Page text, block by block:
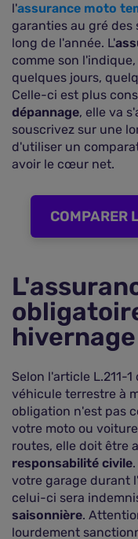
l'assurance moto
garanties au gré des
long de l'année. L'
comme son
quelques jours,
Celle-ci est plus
dépannage, elle va
souscrivez sur une
d'utiliser un
avoir le cœur net.
COMPARER
Selon l'article L.211-
véhicule terrestre à
obligation n'est pas
votre moto ou
routes, elle doit être
responsabilité civile
votre garage durant
celui-ci sera
saisonnière.
lourdement